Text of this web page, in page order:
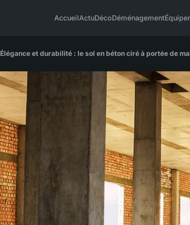
AccueilActuDécoDéménagement
Élégance et durabilité : le sol en béton ciré à portée de